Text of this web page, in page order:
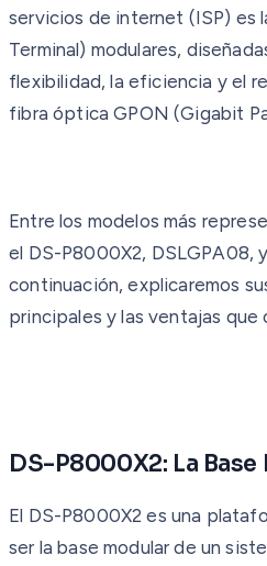
servicios de internet (ISP) es
Terminal) modulares,
flexibilidad, la eficiencia y el
fibra óptica GPON (Gigabit
Entre los modelos más
el DS-P8000X2, DSLGPA08,
continuación, explicaremos
principales y las ventajas que
DS-P8000X2: La
El DS-P8000X2 es una
ser la base modular de un